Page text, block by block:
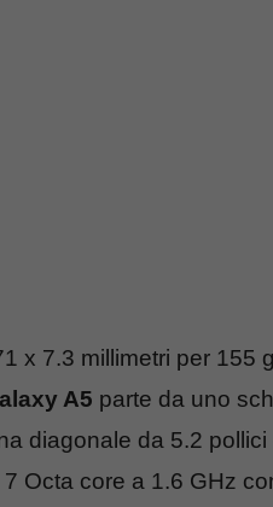
x 7.3 millimetri per 155
A5 parte da uno
diagonale da 5.2
Octa core a 1.6 GHz